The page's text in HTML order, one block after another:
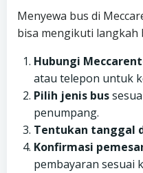
Menyewa bus di
bisa mengikuti langkah
Hubungi
atau telepon untuk
Pilih jenis bus
penumpang.
Tentukan tanggal
Konfirmasi
pembayaran sesuai